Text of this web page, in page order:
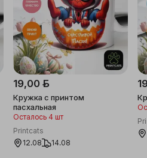
19,00 ƃ
Кружка с принтом
пасхальная
Осталось 4 шт
Printcats
12.08
14.08